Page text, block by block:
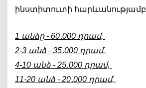
ինստիտուտի հարևանությամբ
1 անձը - 60․000 դրամ,
2-3 անձ - 35․000 դրամ,
4-10 անձ - 25․000 դրամ,
11-20 անձ - 20․000 դրամ,